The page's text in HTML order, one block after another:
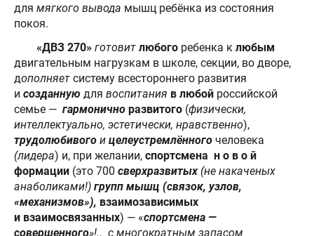
для мягкого вывода мышц ребёнка из состояния
покоя.
«ДВЗ 270» готовит любого ребенка к любым
двигательным нагрузкам в школе, секции, во дворе,
дополняет систему всестороннего развития
и созданную для воспитания в любой российской
семье — гармонично развитого (физически,
интеллектуально, эстетически, нравственно),
трудолюбивого и целеустремлённого человека
(лидера) и, при желании, спортсмена н о в о й
формации (это 700 сверхразвитых (не накаченых
анаболиками!) групп мышц (связок, узлов,
«механизмов»), взаимозависимых
и взаимосвязанных) — «спортсмена —
совершенного»!.. с многократным запасом